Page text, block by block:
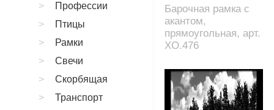
Барочная рамка с
акантом,
прямоугольная, арт.
XO.476
Профессии
Птицы
Рамки
Свечи
Скорбящая
Транспорт